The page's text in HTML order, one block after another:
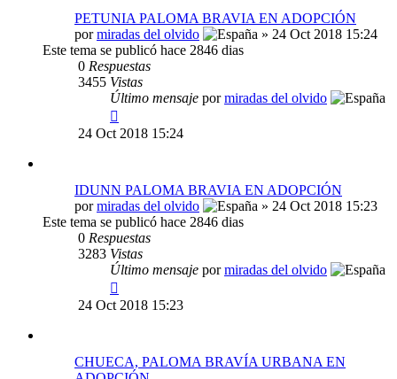
PETUNIA PALOMA BRAVIA EN ADOPCIÓN
pormiradas del olvido
» 24 Oct 2018 15:24
Este tema se publicó hace 2846 dias
0 Respuestas
3455 Vistas
Último mensaje pormiradas del olvido
24 Oct 2018 15:24
IDUNN PALOMA BRAVIA EN ADOPCIÓN
pormiradas del olvido
» 24 Oct 2018 15:23
Este tema se publicó hace 2846 dias
0 Respuestas
3283 Vistas
Último mensaje pormiradas del olvido
24 Oct 2018 15:23
CHUECA, PALOMA BRAVÍA URBANA EN